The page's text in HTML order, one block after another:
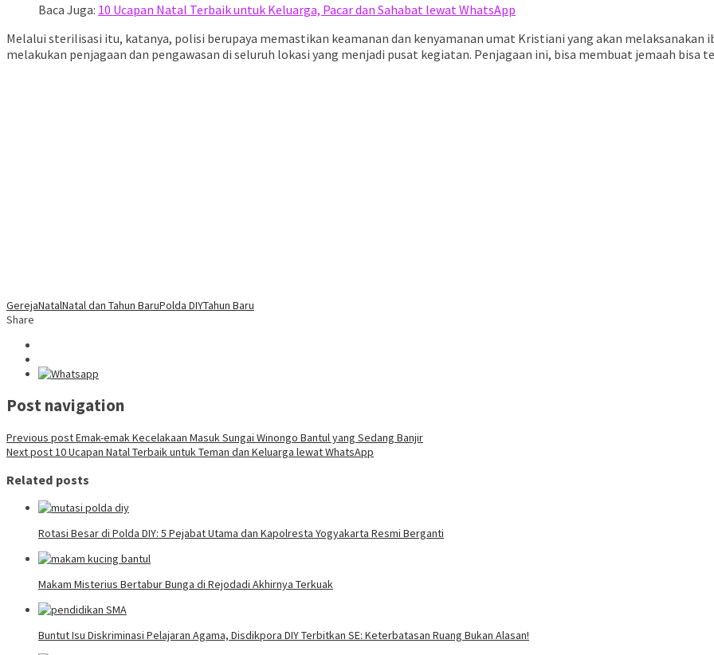
Baca Juga: 10 Ucapan Natal Terbaik untuk Keluarga, Pacar dan Sahabat lewat WhatsApp
Melalui sterilisasi itu, katanya, polisi berupaya memastikan keamanan dan kenyamanan umat Kristiani yang akan melaksanakan
melakukan penjagaan dan pengawasan di seluruh lokasi yang menjadi pusat kegiatan. Penjagaan ini, bisa membuat jemaah bisa
GerejaNatalNatal dan Tahun BaruPolda DIYTahun Baru
Share
Post navigation
Previous postEmak-emak Kecelakaan Masuk Sungai Winongo Bantul yang Sedang Banjir
Next post10 Ucapan Natal Terbaik untuk Teman dan Keluarga lewat WhatsApp
Related posts
Rotasi Besar di Polda DIY: 5 Pejabat Utama dan Kapolresta Yogyakarta Resmi Berganti
Makam Misterius Bertabur Bunga di Rejodadi Akhirnya Terkuak
Buntut Isu Diskriminasi Pelajaran Agama, Disdikpora DIY Terbitkan SE: Keterbatasan Ruang Bukan Alasan!